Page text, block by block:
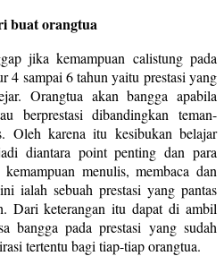
buat orangtua
jika kemampuan calistung pada
4 sampai 6 tahun yaitu prestasi yang
Orangtua akan bangga apabila
berprestasi dibandingkan teman-
Oleh karena itu kesibukan belajar
diantara point penting dan para
menulis, membaca dan
ialah sebuah prestasi yang pantas
Dari keterangan itu dapat di ambil
bangga pada prestasi yang sudah
tertentu bagi tiap-tiap orangtua.